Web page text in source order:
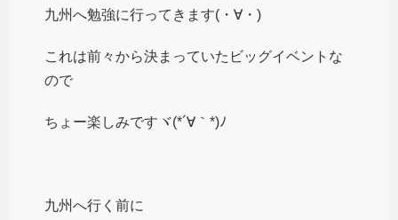
九州へ勉強に行ってきます(・∀・)
これは前々から決まっていたビッグイベントな
ので
ちょー楽しみですヾ(*´∀｀*)ﾉ
九州へ行く前に